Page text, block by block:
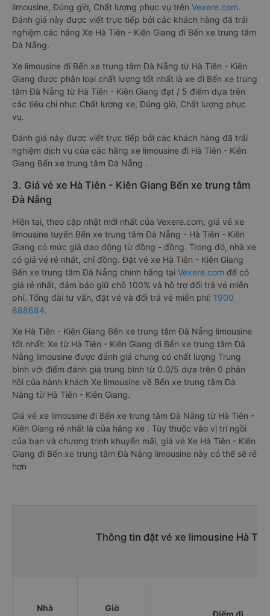
limousine, Đúng giờ, Chất lượng phục vụ trên Vexere.com.
Đánh giá này được viết trực tiếp bởi các khách hàng đã trải
nghiệm các hãng Xe Hà Tiên - Kiên Giang đi Bến xe trung tâm
Đà Nẵng.
Xe limousine đi Bến xe trung tâm Đà Nẵng từ Hà Tiên - Kiên
Giang được phân loại chất lượng tốt nhất là xe đi Bến xe trung
tâm Đà Nẵng từ Hà Tiên - Kiên Giang đạt / 5 điểm dựa trên
các tiêu chí như: Chất lượng xe, Đúng giờ, Chất lượng phục
vụ.
Đánh giá này được viết trực tiếp bởi các khách hàng đã trải
nghiệm dịch vụ của các hãng xe limousine đi Hà Tiên - Kiên
Giang Bến xe trung tâm Đà Nẵng .
3. Giá vé xe Hà Tiên - Kiên Giang Bến xe trung tâm
Đà Nẵng
Hiện tại, theo cập nhật mới nhất của Vexere.com, giá vé xe
limousine tuyến Bến xe trung tâm Đà Nẵng - Hà Tiên - Kiên
Giang có mức giá dao động từ đồng - đồng. Trong đó, nhà xe
có giá vé rẻ nhất, chỉ đồng. Đặt vé xe Hà Tiên - Kiên Giang
Bến xe trung tâm Đà Nẵng chính hãng tại Vexere.com để có
giá rẻ nhất, đảm bảo giữ chỗ 100% và hỗ trợ đổi trả vé miễn
phí. Tổng đài tư vấn, đặt vé và đổi trả vé miễn phí: 1900
888684.
Xe Hà Tiên - Kiên Giang Bến xe trung tâm Đà Nẵng limousine
tốt nhất: Xe từ Hà Tiên - Kiên Giang đi Bến xe trung tâm Đà
Nẵng limousine được đánh giá chung có chất lượng Trung
bình với điểm đánh giá trung bình từ 0.0/5 dựa trên 0 phản
hồi của hành khách Xe limousine về Bến xe trung tâm Đà
Nẵng từ Hà Tiên - Kiên Giang.
Giá vé xe limousine đi Bến xe trung tâm Đà Nẵng từ Hà Tiên -
Kiên Giang rẻ nhất là của hãng xe . Tùy thuộc vào vị trí ngồi
của bạn và chương trình khuyến mãi, giá vé Xe Hà Tiên - Kiên
Giang đi Bến xe trung tâm Đà Nẵng limousine này có thể sẽ rẻ
hơn
Thông tin đặt vé xe limousine Hà
Nhà
Giờ
Điểm đi